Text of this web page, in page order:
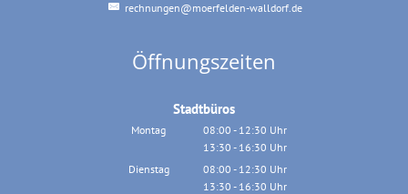
rechnungen@moerfelden-walldorf.de
Öffnungszeiten
Stadtbüros
Montag 08:00 - 12:30 Uhr
Von 08:00 bis 12:30 Uhr
13:30 - 16:30 Uhr
Von 13:30 bis 16:30 Uhr
Dienstag 08:00 - 12:30 Uhr
Von 08:00 bis 12:30 Uhr
13:30 - 16:30 Uhr